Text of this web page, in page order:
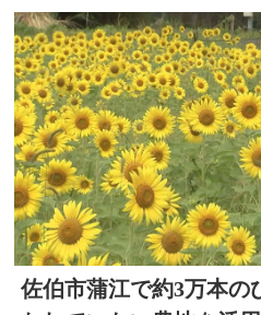
佐伯市蒲江で約3万本